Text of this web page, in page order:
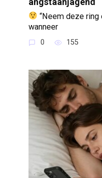
“Neem deze
wanneer
0 155